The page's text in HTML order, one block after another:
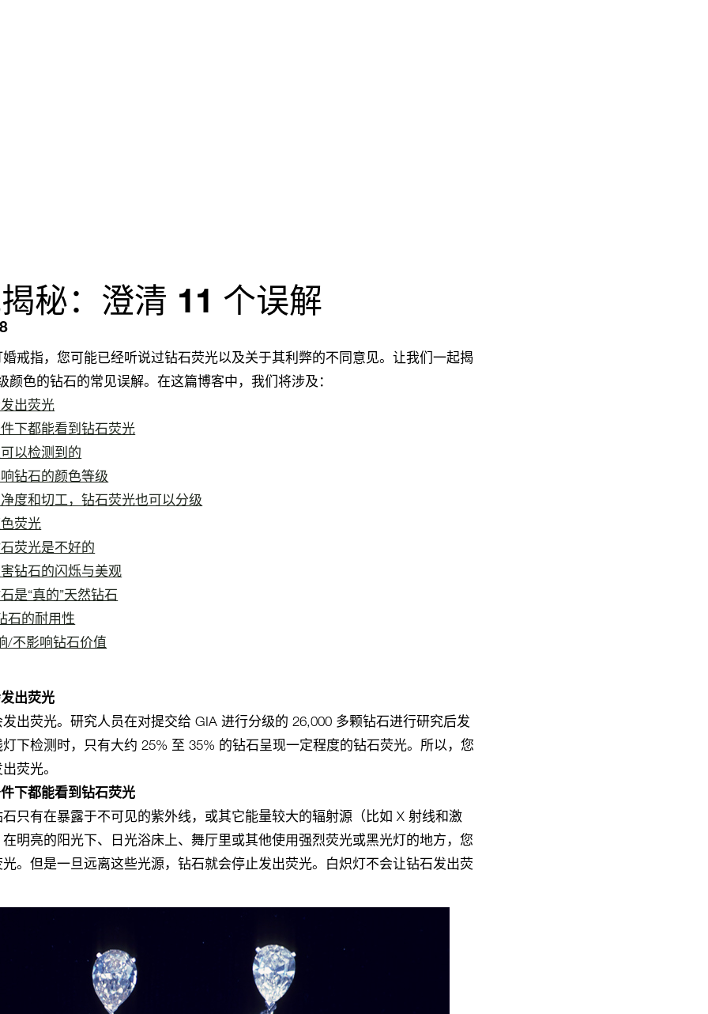
秘：澄清 11 个误解
戒指，您可能已经听说过钻石荧光以及关于其利弊的不同意见。让我们一起揭
颜色的钻石的常见误解。在这篇博客中，我们将涉及：
出荧光
下都能看到钻石荧光
以检测到的
钻石的颜色等级
度和切工，钻石荧光也可以分级
荧光
荧光是不好的
钻石的闪烁与美观
是“真的”天然钻石
石的耐用性
/不影响钻石价值
出荧光
出荧光。研究人员在对提交给 GIA 进行分级的 26,000 多颗钻石进行研究后发
下检测时，只有大约 25% 至 35% 的钻石呈现一定程度的钻石荧光。所以，您
荧光。
下都能看到钻石荧光
只有在暴露于不可见的紫外线，或其它能量较大的辐射源（比如 X 射线和激
明亮的阳光下、日光浴床上、舞厅里或其他使用强烈荧光或黑光灯的地方，您
。但是一旦远离这些光源，钻石就会停止发出荧光。白炽灯不会让钻石发出荧